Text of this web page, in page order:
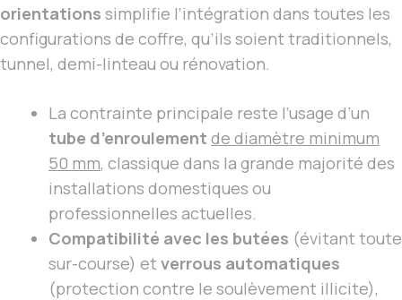
orientations simplifie l’intégration dans toutes les
configurations de coffre, qu’ils soient traditionnels,
tunnel, demi-linteau ou rénovation.
La contrainte principale reste l’usage d’un
tube d’enroulement de diamètre minimum
50 mm, classique dans la grande majorité des
installations domestiques ou
professionnelles actuelles.
Compatibilité avec les butées (évitant toute
sur-course) et verrous automatiques
(protection contre le soulèvement illicite),